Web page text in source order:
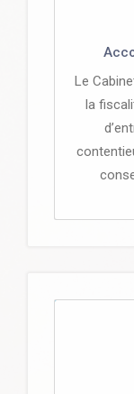
Le
la